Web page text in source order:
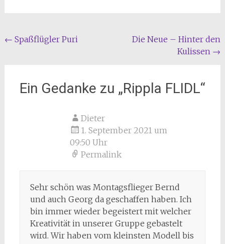
Beitragsnavigation
← Spaßflügler Puri
Die Neue – Hinter den
Kulissen →
Ein Gedanke zu „Rippla FLIDL“
Dieter
1. September 2021 um
09:50 Uhr
Permalink
Sehr schön was Montagsflieger Bernd
und auch Georg da geschaffen haben. Ich
bin immer wieder begeistert mit welcher
Kreativität in unserer Gruppe gebastelt
wird. Wir haben vom kleinsten Modell bis